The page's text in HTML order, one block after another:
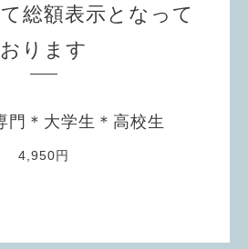
総額表示となって
おります
＊大学生＊高校生
4,950円